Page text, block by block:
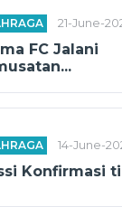
21-June-
FC Jalani
14-June-
Konfirmasi